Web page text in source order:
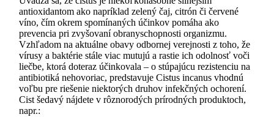
antioxidantom ako napríklad zelený čaj, citrón či červené
víno, čím okrem spomínaných účinkov pomáha ako
prevencia pri zvyšovaní obranyschopnosti organizmu.
Vzhľadom na aktuálne obavy odbornej verejnosti z toho, že
vírusy a baktérie stále viac mutujú a rastie ich odolnosť voči
liečbe, ktorá doteraz účinkovala – o stúpajúcu rezistenciu na
antibiotiká nehovoriac, predstavuje Cistus incanus vhodnú
voľbu pre riešenie niektorých druhov infekčných ochorení.
Cist šedavý nájdete v rôznorodých prírodných produktoch,
napr.: